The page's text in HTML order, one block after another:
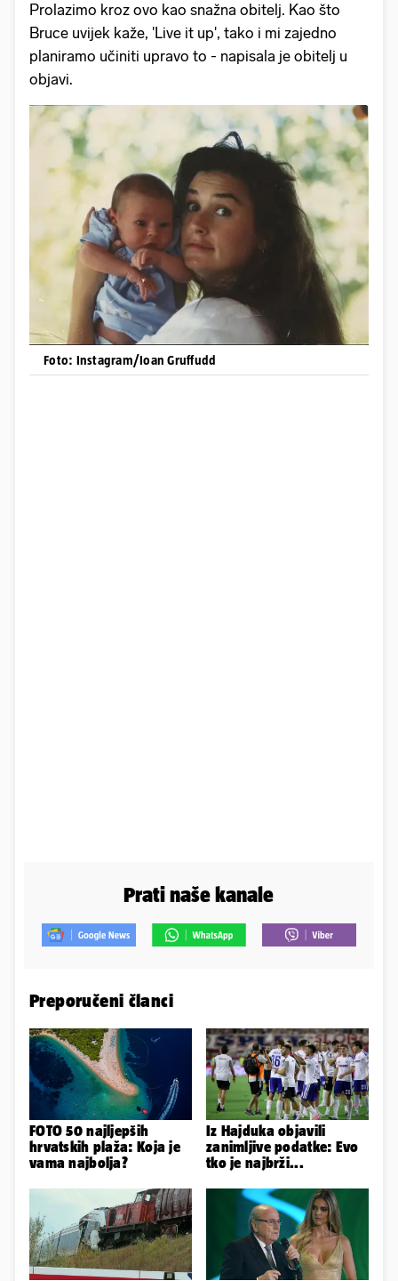
Prolazimo kroz ovo kao snažna obitelj. Kao što
Bruce uvijek kaže, 'Live it up', tako i mi zajedno
planiramo učiniti upravo to - napisala je obitelj u
objavi.
Foto: Instagram/Ioan Gruffudd
Prati naše kanale
Preporučeni članci
FOTO 50 najljepših
hrvatskih plaža: Koja je
vama najbolja?
Iz Hajduka objavili
zanimljive podatke: Evo
tko je najbrži...